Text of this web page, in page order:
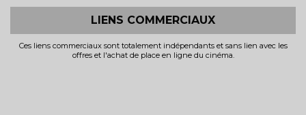
LIENS COMMERCIAUX
Ces liens commerciaux sont totalement indépendants et sans lien avec les
offres et l'achat de place en ligne du cinéma.